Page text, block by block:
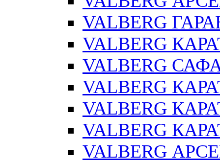
VALBERG
VALBERG
VALBERG
VALBERG
VALBERG
VALBERG
VALBERG